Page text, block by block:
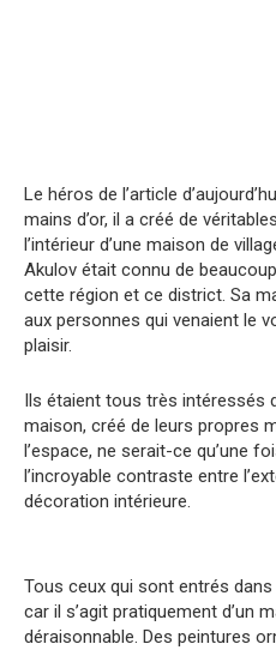
Le héros de l’article
mains d’or, il a créé de
l’intérieur d’une maison de
Akulov était connu de
cette région et ce district. Sa
aux personnes qui venaient le
plaisir.
Ils étaient tous très intéressés
maison, créé de leurs propres
l’espace, ne serait-ce qu’une
l’incroyable contraste entre
décoration intérieure.
Tous ceux qui sont entrés
car il s’agit pratiquement d’un
déraisonnable. Des peintures